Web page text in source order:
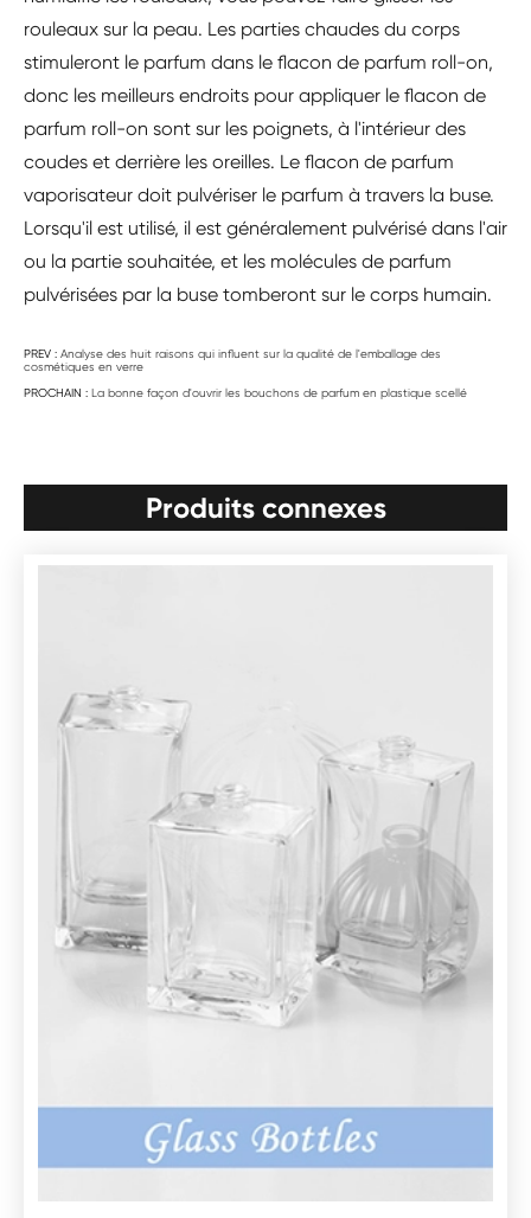
rouleaux sur la peau. Les parties chaudes du corps
stimuleront le parfum dans le flacon de parfum roll-on,
donc les meilleurs endroits pour appliquer le flacon de
parfum roll-on sont sur les poignets, à l'intérieur des
coudes et derrière les oreilles. Le flacon de parfum
vaporisateur doit pulvériser le parfum à travers la buse.
Lorsqu'il est utilisé, il est généralement pulvérisé dans l'air
ou la partie souhaitée, et les molécules de parfum
pulvérisées par la buse tomberont sur le corps humain.
PREV : Analyse des huit raisons qui influent sur la qualité de l'emballage des
cosmétiques en verre
PROCHAIN : La bonne façon d'ouvrir les bouchons de parfum en plastique scellé
Produits connexes